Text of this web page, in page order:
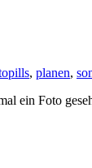
, planen,
ein Foto